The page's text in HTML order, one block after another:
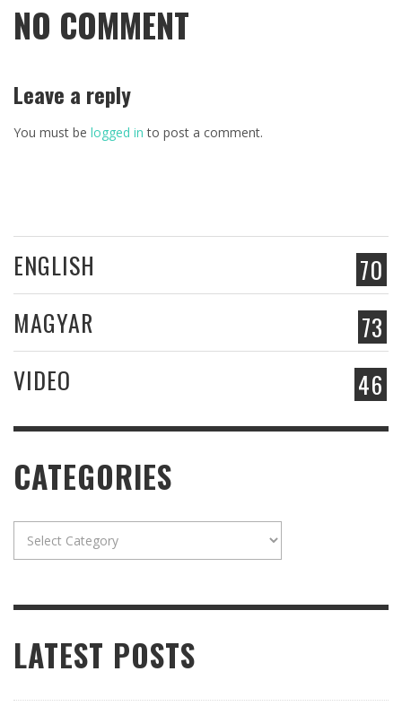
NO COMMENT
Leave a reply
You must be logged in to post a comment.
70
ENGLISH
73
MAGYAR
46
VIDEO
CATEGORIES
LATEST POSTS